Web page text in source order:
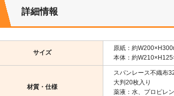
詳細情報
サイズ
原紙：約
本体：約
材質・仕様
スパンレース不織布
大判20枚入り
薬液：水、プロピレ